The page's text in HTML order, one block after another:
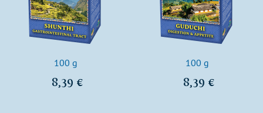
100 g
8,39 €
100 g
8,39 €